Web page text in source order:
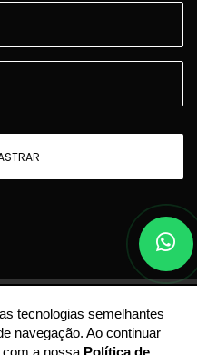
0001-24 - Todos os Direitos
tecnologias semelhantes
navegação. Ao continuar
a nossa Política de